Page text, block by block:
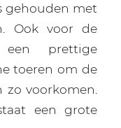
gehouden met
Ook voor de
prettige
toeren om de
zo voorkomen.
een grote